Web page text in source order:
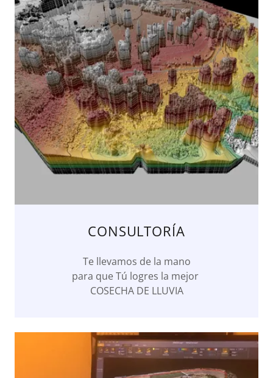
CONSULTORÍA
Te llevamos de la mano
para que Tú logres la mejor
COSECHA DE LLUVIA